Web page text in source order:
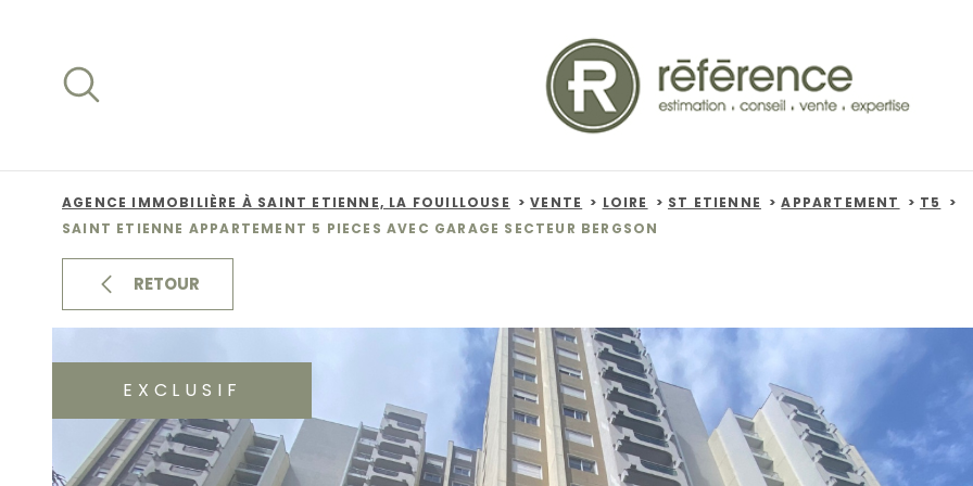
recherche
principal
contenu
AGENCE IMMOBILIÈRE À SAINT ETIENNE, LA FOUILLOUSE VENTE LOIRE ST ETIENNE APPARTEMENT
T5
SAINT ETIENNE APPARTEMENT 5 PIECES AVEC GARAGE SECTEUR BERGSON
RETOUR
EXCLUSIF